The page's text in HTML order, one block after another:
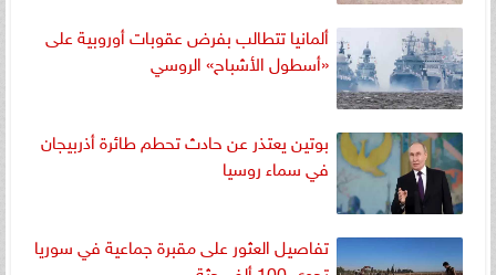
ألمانيا تتطالب بفرض عقوبات أوروبية على
«أسطول الأشباح» الروسي
بوتين يعتذر عن حادث تحطم طائرة أذربيجان
في سماء روسيا
تفاصيل العثور على مقبرة جماعية في سوريا